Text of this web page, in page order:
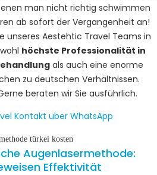
man nicht richtig schwimmen
ab sofort der Vergangenheit an!
unseres Aestehtic Travel Teams in
höchste Professionalität in
als auch eine enorme
zu deutschen Verhältnissen.
beraten wir Sie ausführlich.
Augenlasermethode:
Effektivität